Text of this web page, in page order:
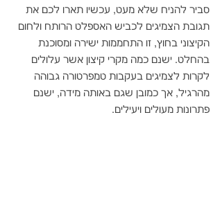
סביר להניח שלא מעט, עכשיו תארו לכם את
תגובת הצמיגים לכביש האספלט הרותח ולחום
הקיצוני בחוץ, זו התחממות ישירה ומסוכנת
בהחלט. ישנם כמה מקרי קיצון אשר עלולים
לקרות לצמיגים בעקבות טמפרטורה גבוהה
מהרגיל, אך כמובן שגם באותה מידה, ישנם
פתרונות מעולים ויעילים.